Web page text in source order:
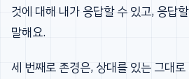
것에 대해 내가 응답할 수 있고, 응답
말해요.
세 번째로 존경은, 상대를 있는 그대